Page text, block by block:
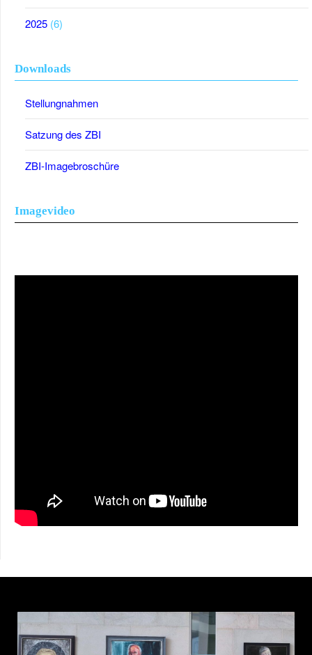
2025 (6)
Downloads
Stellungnahmen
Satzung des ZBI
ZBI-Imagebroschüre
Imagevideo